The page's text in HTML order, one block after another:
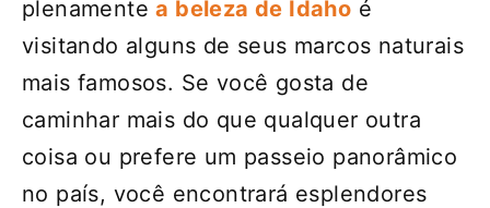
plenamentea beleza de Idaho é
visitando alguns de seus marcos naturais
mais famosos. Se você gosta de
caminhar mais do que qualquer outra
coisa ou prefere um passeio panorâmico
no país, você encontrará esplendores